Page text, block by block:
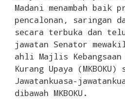
Madani menambah baik
pencalonan, saringan
secara terbuka dan
jawatan Senator
ahli Majlis Kebangsaan
Kurang Upaya
Jawatankuasa-
dibawah MKBOKU.